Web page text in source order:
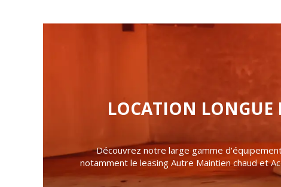
LOCATION LONGUE
Découvrez notre large gamme
notamment le leasing Autre Maintien chaud et